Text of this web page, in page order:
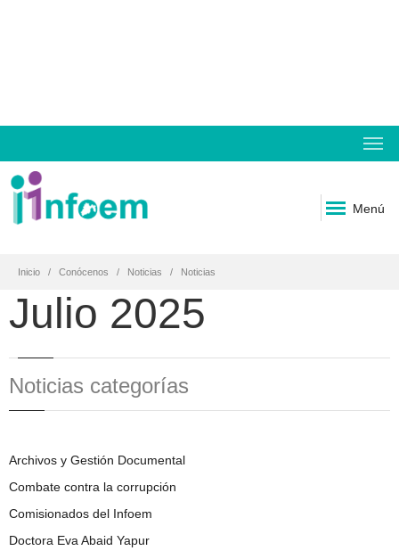
Menú
Inicio Conócenos Noticias Noticias
Julio 2025
Noticias categorías
Archivos y Gestión Documental
Combate contra la corrupción
Comisionados del Infoem
Doctora Eva Abaid Yapur